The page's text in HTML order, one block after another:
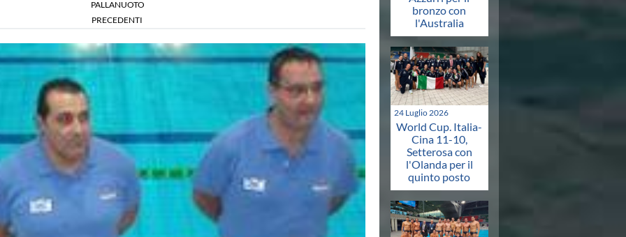
PALLANUOTO
PRECEDENTI
bronzo con
l'Australia
24 Luglio 2026
World Cup. Italia-
Cina 11-10,
Setterosa con
l'Olanda per il
quinto posto